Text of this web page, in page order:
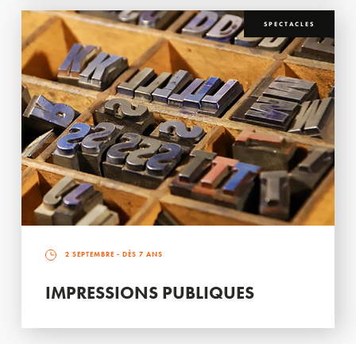
SPECTACLES
2 SEPTEMBRE - DÈS 7 ANS
IMPRESSIONS PUBLIQUES